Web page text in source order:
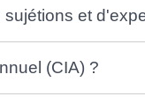
et
(CIA) ?